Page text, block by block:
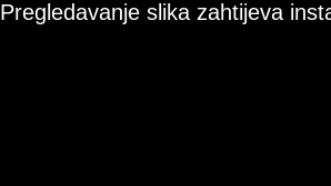
Pregledavanje slika zahtijeva